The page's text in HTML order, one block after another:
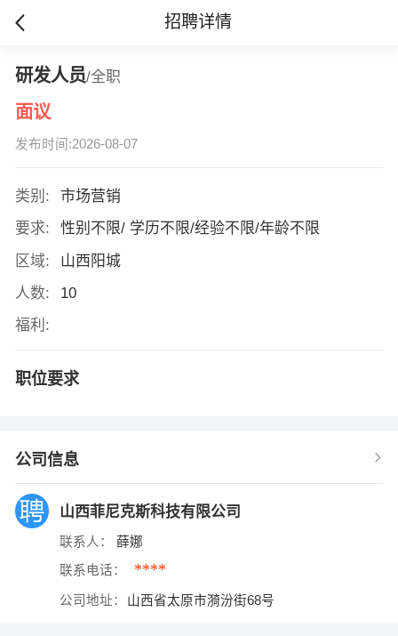
招聘详情
研发人员/全职
面议
发布时间:2026-08-07
类别:
市场营销
要求:
性别不限/ 学历不限/经验不限/年龄不限
区域:
山西阳城
人数:
10
福利:
职位要求
公司信息
山西菲尼克斯科技有限公司
联系人： 薛娜
联系电话： ****
公司地址： 山西省太原市漪汾街68号